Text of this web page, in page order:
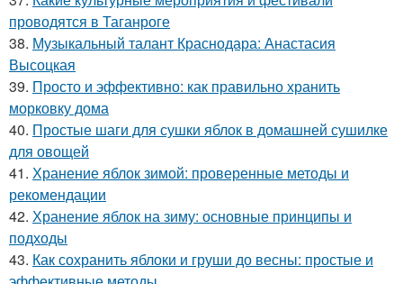
проводятся в Таганроге
38. Музыкальный талант Краснодара: Анастасия
Высоцкая
39. Просто и эффективно: как правильно хранить
морковку дома
40. Простые шаги для сушки яблок в домашней сушилке
для овощей
41. Хранение яблок зимой: проверенные методы и
рекомендации
42. Хранение яблок на зиму: основные принципы и
подходы
43. Как сохранить яблоки и груши до весны: простые и